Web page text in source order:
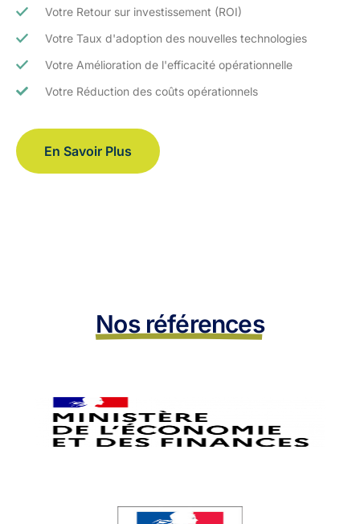
Votre Retour sur investissement (ROI)
Votre Taux d'adoption des nouvelles technologies
Votre Amélioration de l'efficacité opérationnelle
Votre Réduction des coûts opérationnels
En Savoir Plus
Nos références